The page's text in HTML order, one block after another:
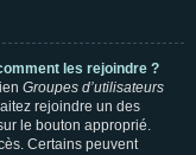
les rejoindre ?
Groupes d’utilisateurs
rejoindre un des
le bouton approprié.
Certains peuvent